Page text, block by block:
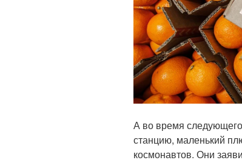
А во время
станцию, маленький
космонавтов. Они